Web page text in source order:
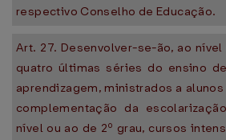
respectivo Conselho de Educação.
Art. 27. Desenvolver-se-ão, ao
quatro últimas séries do ensino
aprendizagem, ministrados a
complementação da
nível ou ao de 2º grau, cursos